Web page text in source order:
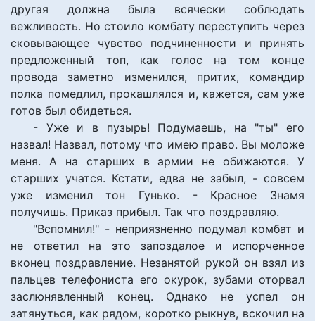
другая должна была всячески соблюдать
вежливость. Но стоило комбату переступить через
сковывающее чувство подчиненности и принять
предложенный топ, как голос на том конце
провода заметно изменился, притих, командир
полка помедлил, прокашлялся и, кажется, сам уже
готов был обидеться.
- Уже и в пузырь! Подумаешь, на "ты" его
назвал! Назвал, потому что имею право. Вы моложе
меня. А на старших в армии не обижаются. У
старших учатся. Кстати, едва не забыл, - совсем
уже изменил тон Гунько. - Красное Знамя
получишь. Приказ прибыл. Так что поздравляю.
"Вспомнил!" - неприязненно подумал комбат и
не ответил на это запоздалое и испорченное
вконец поздравление. Незанятой рукой он взял из
пальцев телефониста его окурок, зубами оторвал
заслюнявленный конец. Однако не успел он
затянуться, как рядом, коротко рыкнув, вскочил на